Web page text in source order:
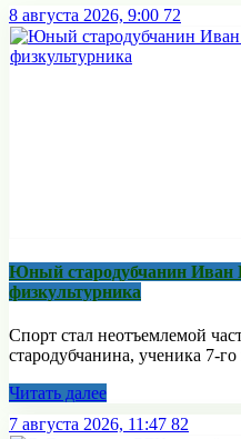
8 августа 2026, 9:00 72
Юный стародубчанин Иван
физкультурника
Спорт стал неотъемлемой
стародубчанина, ученика 7-го
Читать далее
7 августа 2026, 11:47 82